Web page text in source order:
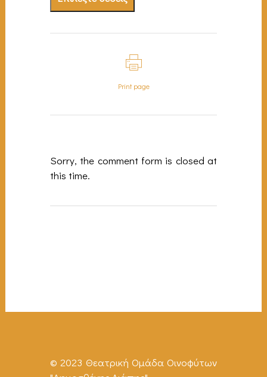
Print page
Sorry, the comment form is closed at
this time.
© 2023 Θεατρική Ομάδα Οινοφύτων